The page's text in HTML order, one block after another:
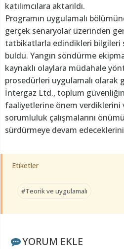
katılımcılara aktarıldı.
Programın uygulamalı
gerçek senaryolar üzerinden
tatbikatlarla edindikleri bilgileri
buldu. Yangın söndürme
kaynaklı olaylara müdahale
prosedürleri uygulamalı olarak
İntergaz Ltd., toplum
faaliyetlerine önem verdiklerini
sorumluluk çalışmalarını
sürdürmeye devam edeceklerini
Etiketler
#Teorik ve uygulamalı
YORUM EKLE